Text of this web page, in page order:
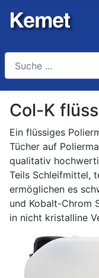
Col-K
Ein flüssiges
Tücher auf
qualitativ
Teils Schleifmittel,
ermöglichen es
und Kobalt-Chrom
in nicht kristalline